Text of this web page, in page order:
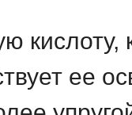
кислоту,
ее